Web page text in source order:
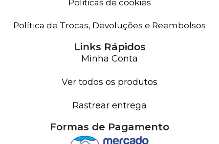
Politicas de cookies
Política de Trocas, Devoluções e Reembolsos
Links Rápidos
Minha Conta
Ver todos os produtos
Rastrear entrega
Formas de Pagamento